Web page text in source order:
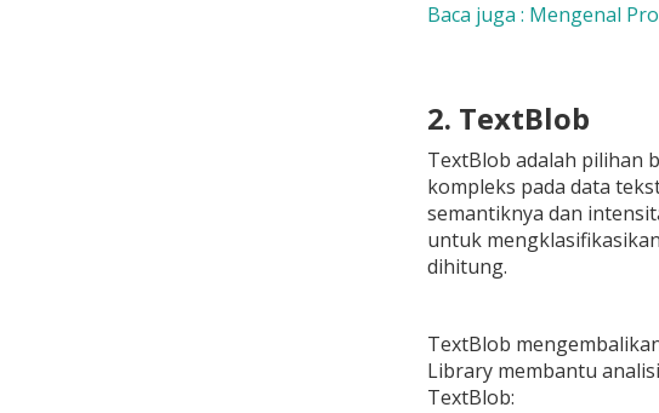
Baca juga : Mengenal
2. TextBlob
TextBlob adalah pilihan
kompleks pada data
semantiknya dan
untuk
dihitung.
TextBlob
Library membantu
TextBlob: